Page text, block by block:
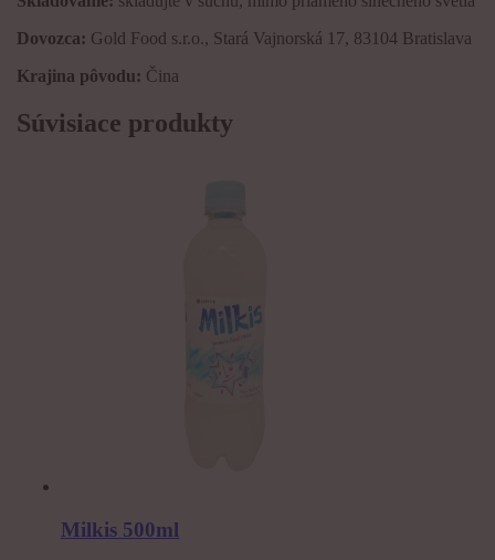
Dovozca: Gold Food s.r.o., Stará Vajnorská 17, 83104 Bratislava
Krajina pôvodu: Čina
Súvisiace produkty
Milkis 500ml